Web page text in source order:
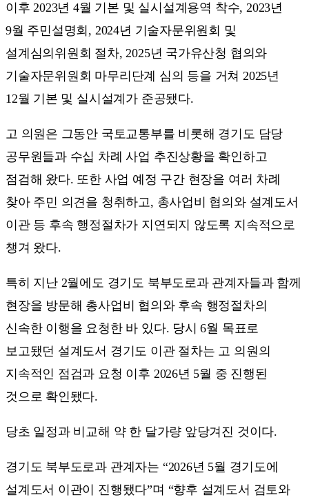
이후 2023년 4월 기본 및 실시설계용역 착수, 2023년
9월 주민설명회, 2024년 기술자문위원회 및
설계심의위원회 절차, 2025년 국가유산청 협의와
기술자문위원회 마무리단계 심의 등을 거쳐 2025년
12월 기본 및 실시설계가 준공됐다.
고 의원은 그동안 국토교통부를 비롯해 경기도 담당
공무원들과 수십 차례 사업 추진상황을 확인하고
점검해 왔다. 또한 사업 예정 구간 현장을 여러 차례
찾아 주민 의견을 청취하고, 총사업비 협의와 설계도서
이관 등 후속 행정절차가 지연되지 않도록 지속적으로
챙겨 왔다.
특히 지난 2월에도 경기도 북부도로과 관계자들과 함께
현장을 방문해 총사업비 협의와 후속 행정절차의
신속한 이행을 요청한 바 있다. 당시 6월 목표로
보고됐던 설계도서 경기도 이관 절차는 고 의원의
지속적인 점검과 요청 이후 2026년 5월 중 진행된
것으로 확인됐다.
당초 일정과 비교해 약 한 달가량 앞당겨진 것이다.
경기도 북부도로과 관계자는 “2026년 5월 경기도에
설계도서 이관이 진행됐다”며 “향후 설계도서 검토와